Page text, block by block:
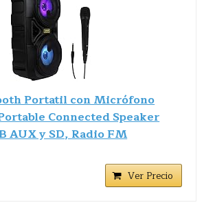
Portatil con Micrófono
Connected Speaker
AUX y SD, Radio FM
Ver Precio